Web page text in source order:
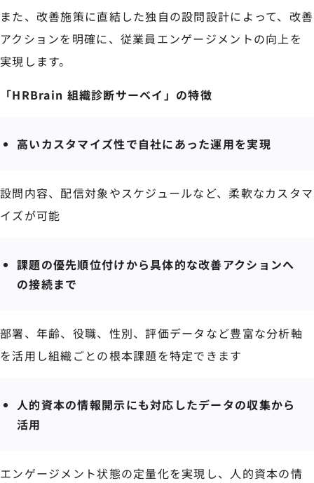
また、改善施策に直結した独自の設問設計によって、改善
アクションを明確に、従業員エンゲージメントの向上を
実現します。
「HRBrain 組織診断サーベイ」の特徴
高いカスタマイズ性で自社にあった運用を実現
設問内容、配信対象やスケジュールなど、柔軟なカスタマ
イズが可能
課題の優先順位付けから具体的な改善アクションへ
の接続まで
部署、年齢、役職、性別、評価データなど豊富な分析軸
を活用し組織ごとの根本課題を特定できます
人的資本の情報開示にも対応したデータの収集から
活用
エンゲージメント状態の定量化を実現し、人的資本の情